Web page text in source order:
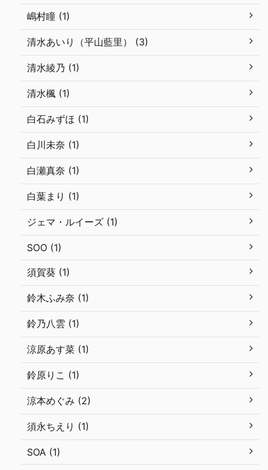
嶋村瞳 (1)
清水あいり（平山藍里） (3)
清水綾乃 (1)
清水楓 (1)
白石みずほ (1)
白川未奈 (1)
白瀬真奈 (1)
白葉まり (1)
ジェマ・ルイーズ (1)
SOO (1)
須賀葵 (1)
鈴木ふみ奈 (1)
鈴乃八雲 (1)
涼原あす菜 (1)
鈴原りこ (1)
涼本めぐみ (2)
須永ちえり (1)
SOA (1)